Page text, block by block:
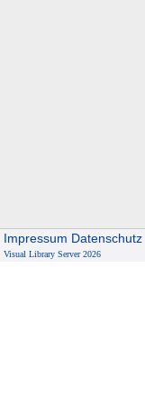
Impressum Datenschutz
Visual Library Server 2026